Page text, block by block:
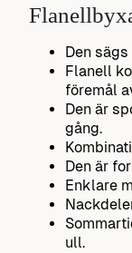
Den
Flanell
föremål
Den är
gång.
Den är
Enklare
ull.